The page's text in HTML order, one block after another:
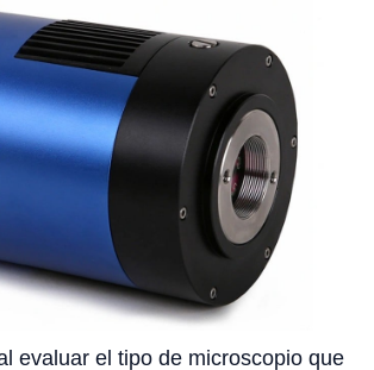
evaluar el tipo de microscopio que